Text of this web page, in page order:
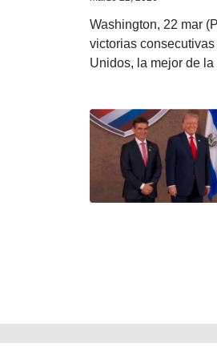
Washington, 22 mar
victorias
Unidos, la mejor de la